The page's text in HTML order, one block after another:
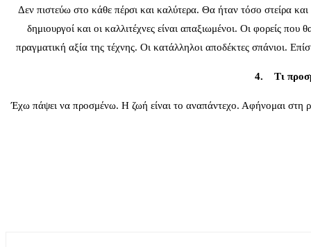
Δεν πιστεύω στο κάθε πέρσι και καλύτερα. Θα ήταν τόσο στείρα
δημιουργοί και οι καλλιτέχνες είναι απαξιωμένοι. Οι φορείς
πραγματική αξία της τέχνης. Οι κατάλληλοι αποδέκτες σπάνιοι.
4. Τι
Έχω πάψει να προσμένω. Η ζωή είναι το αναπάντεχο. Αφήνομαι στη